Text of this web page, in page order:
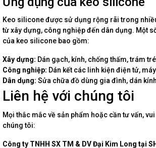
Keo silicone được sử dụng rộng rãi trong
từ xây dựng, công nghiệp đến dân dụng. Một
của keo silicone bao gồm:
Xây dựng: Dán gạch, kính, chống thấm, trám
Công nghiệp: Dán kết các linh kiện điện tử,
Dân dụng: Sửa chữa đồ dùng gia đình, dán
Liên hệ với chúng tôi
Mọi thắc mắc về sản phẩm hoặc cần tư vấn,
chúng tôi:
Công ty TNHH SX TM & DV Đại Kim Long tại